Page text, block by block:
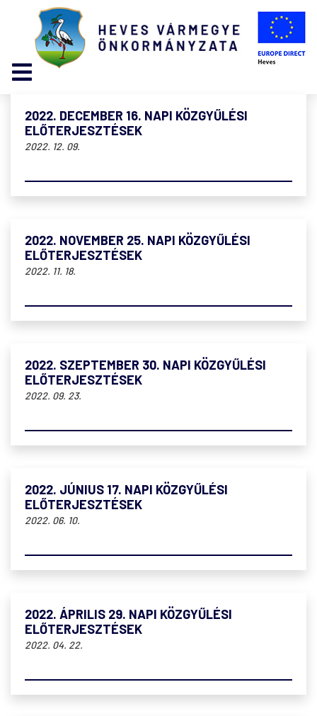
2022. DECEMBER 16. NAPI KÖZGYŰLÉSI
ELŐTERJESZTÉSEK
2022. 12. 09.
2022. NOVEMBER 25. NAPI KÖZGYŰLÉSI
ELŐTERJESZTÉSEK
2022. 11. 18.
2022. SZEPTEMBER 30. NAPI KÖZGYŰLÉSI
ELŐTERJESZTÉSEK
2022. 09. 23.
2022. JÚNIUS 17. NAPI KÖZGYŰLÉSI
ELŐTERJESZTÉSEK
2022. 06. 10.
2022. ÁPRILIS 29. NAPI KÖZGYŰLÉSI
ELŐTERJESZTÉSEK
2022. 04. 22.